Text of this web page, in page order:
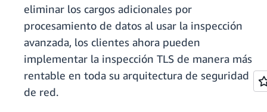
eliminar los cargos adicionales por
procesamiento de datos al usar la inspección
avanzada, los clientes ahora pueden
implementar la inspección TLS de manera más
rentable en toda su arquitectura de seguridad
de red.